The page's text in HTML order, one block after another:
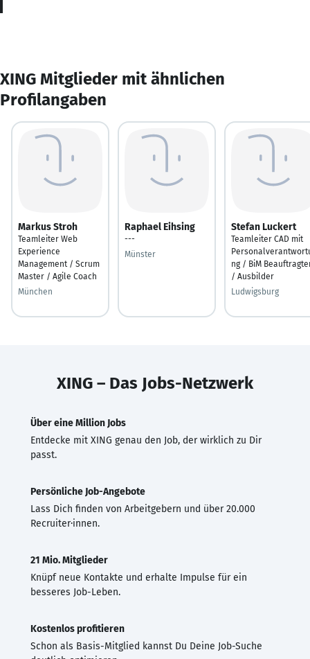
XING Mitglieder mit ähnlichen
Profilangaben
Markus Stroh
Teamleiter Web
Experience
Management / Scrum
Master / Agile Coach
München
Raphael Eihsing
---
Münster
Stefan Luckert
Teamleiter CAD mit
ng / BiM
/ Ausbilder
Ludwigsburg
XING – Das Jobs-Netzwerk
Über eine Million Jobs
Entdecke mit XING genau den Job, der wirklich zu Dir
passt.
Persönliche Job-Angebote
Lass Dich finden von Arbeitgebern und über 20.000
Recruiter·innen.
21 Mio. Mitglieder
Knüpf neue Kontakte und erhalte Impulse für ein
besseres Job-Leben.
Kostenlos profitieren
Schon als Basis-Mitglied kannst Du Deine Job-Suche